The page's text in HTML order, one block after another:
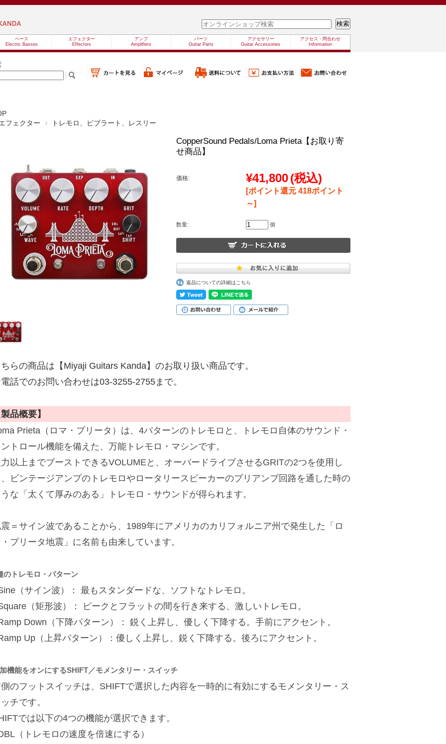
ベース
Electric Basses
エフェクター
Effectors
アンプ
Amplifiers
パーツ
Guitar Parts
アクセサリー
Guitar Accessories
アクセス・問合わせ
Information
フェクター
トレモロ、ビブラート、レスリー
CopperSound Pedals/Loma Prieta【お取り寄
せ商品】
価格: ¥41,800(税込)
[ポイント還元 418ポイント
～]
数量: 個
返品についての詳細はこちら
らの商品は【Miyaji Guitars Kanda】のお取り扱い商品です。
話でのお問い合わせは03-3255-2755まで。
品概要】
Prieta（ロマ・プリータ）は、4パターンのトレモロと、トレモロ自体のサウンド・
トロール機能を備えた、万能トレモロ・マシンです。
以上までブーストできるVOLUMEと、オーバードライブさせるGRITの2つを使用し
ビンテージアンプのトレモロやロータリースピーカーのプリアンプ回路を通した時の
な「太くて厚みのある」トレモロ・サウンドが得られます。
＝サイン波であることから、1989年にアメリカのカリフォルニア州で発生した「ロ
プリータ地震」に名前も由来しています。
のトレモロ・パターン
（サイン波）： 最もスタンダードな、ソフトなトレモロ。
（矩形波）： ピークとフラットの間を行き来する、激しいトレモロ。
Down（下降パターン）： 鋭く上昇し、優しく下降する。手前にアクセント。
Up（上昇パターン）：優しく上昇し、鋭く下降する。後ろにアクセント。
機能をオンにするSHIFT／モメンタリー・スイッチ
のフットスイッチは、SHIFTで選択した内容を一時的に有効にするモメンタリー・ス
チです。
では以下の4つの機能が選択できます。
（トレモロの速度を倍速にする）